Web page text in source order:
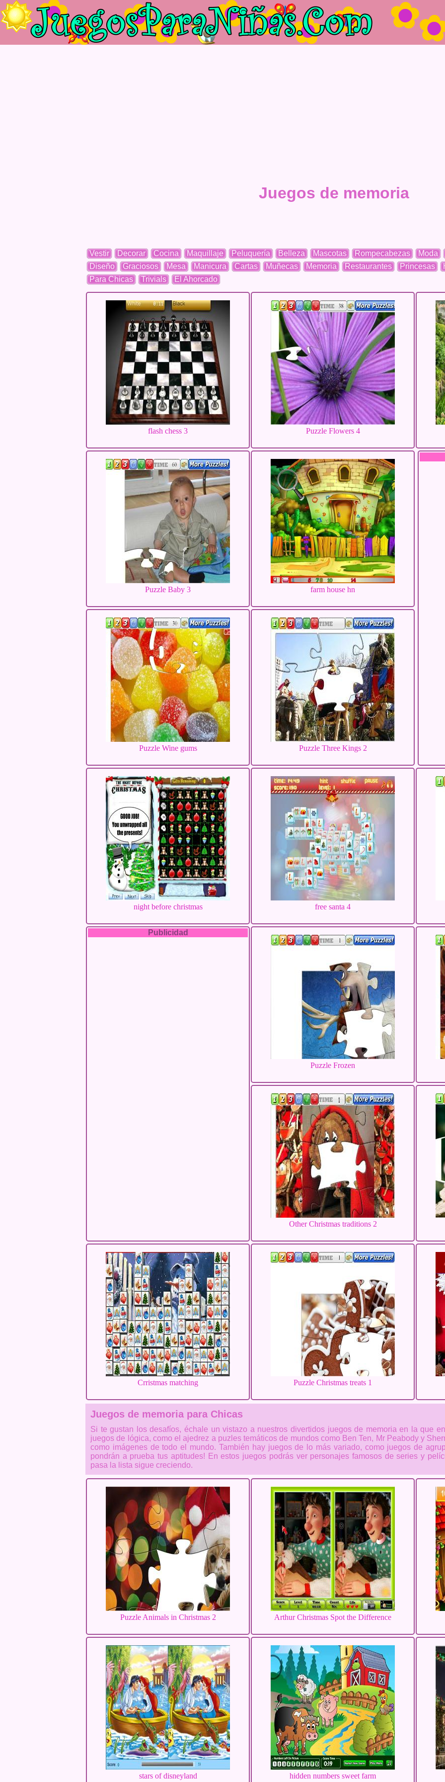
Juegos de memoria
Vestir Decorar Cocina Maquillaje Peluquería Belleza Mascotas Rompecabezas Moda
Diseño
Graciosos Mesa Manicura Cartas Muñecas Memoria Restaurantes Princesas
Para Chicas
Trivials El Ahorcado
flash chess 3 Puzzle Flowers 4
Puzzle Baby 3 farm house hn
Puzzle Wine gums Puzzle Three Kings 2
night before christmas free santa 4
Publicidad
Puzzle Frozen
Other Christmas traditions 2
Crristmas matching Puzzle Christmas treats 1
Juegos de memoria para Chicas
Si te gustan los desafíos, échale un vistazo a nuestros divertidos juegos de memoria en la que
juegos de lógica, como el ajedrez a puzles temáticos de mundos como Ben Ten, Mr Peabody y
como imágenes de todo el mundo. También hay juegos de lo más variado, como juegos de
pondrán a prueba tus aptitudes! En estos juegos podrás ver personajes famosos de series y
pasa la lista sigue creciendo.
Puzzle Animals in Christmas 2 Arthur Christmas Spot the Difference
stars of disneyland hidden numbers sweet farm